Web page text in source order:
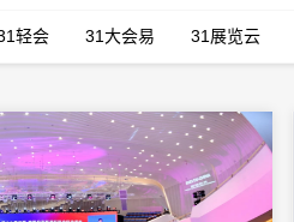
轻会 31大会易 31展览云